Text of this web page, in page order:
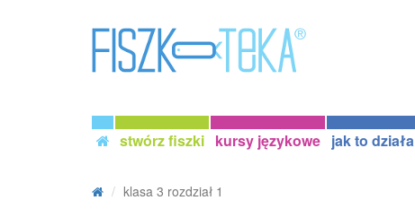
stwórz fiszki kursy językowe jak to działa
klasa 3 rozdział 1